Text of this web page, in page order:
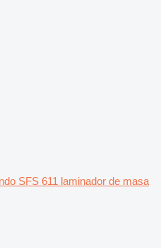
SFS 611 laminador de masa